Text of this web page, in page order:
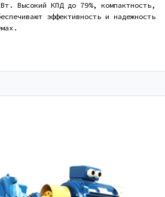
Высокий КПД до 79%, компактность,
эффективность и надежность